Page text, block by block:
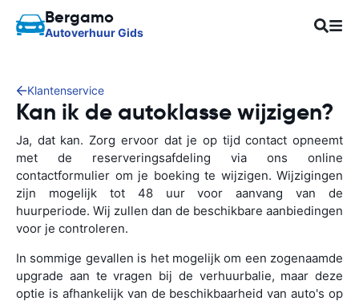
Bergamo
Autoverhuur Gids
Klantenservice
Kan ik de autoklasse wijzigen?
Ja, dat kan. Zorg ervoor dat je op tijd contact opneemt
met de reserveringsafdeling via ons online
contactformulier om je boeking te wijzigen. Wijzigingen
zijn mogelijk tot 48 uur voor aanvang van de
huurperiode. Wij zullen dan de beschikbare aanbiedingen
voor je controleren.
In sommige gevallen is het mogelijk om een zogenaamde
upgrade aan te vragen bij de verhuurbalie, maar deze
optie is afhankelijk van de beschikbaarheid van auto's op